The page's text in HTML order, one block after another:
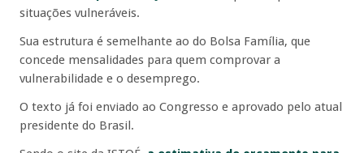
situações vulneráveis.
Sua estrutura é semelhante ao do Bolsa Família, que
concede mensalidades para quem comprovar a
vulnerabilidade e o desemprego.
O texto já foi enviado ao Congresso e aprovado pelo atual
presidente do Brasil.